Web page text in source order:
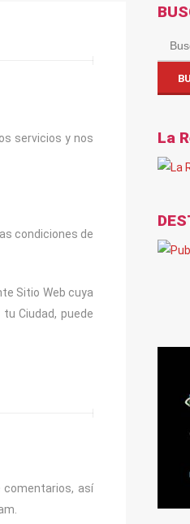
servicios y nos
condiciones de
Sitio Web cuya
Ciudad, puede
comentarios, así
La